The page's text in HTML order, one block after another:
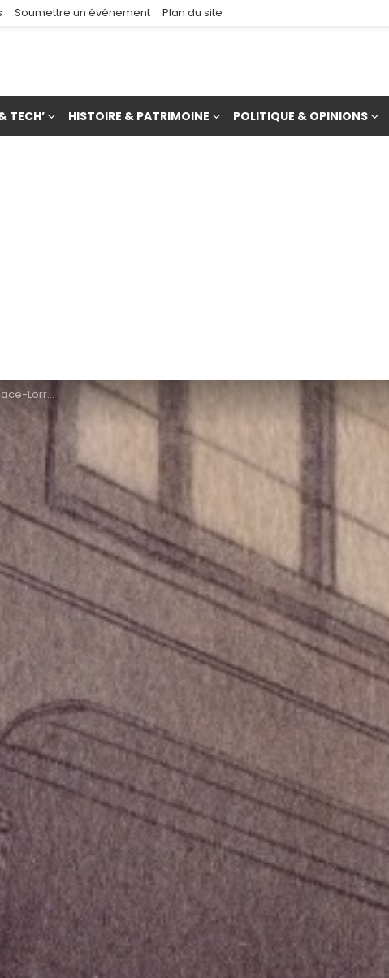
Soumettre un événement Plan du site
TECH’ HISTOIRE & PATRIMOINE POLITIQUE & OPINIONS
Lorraine